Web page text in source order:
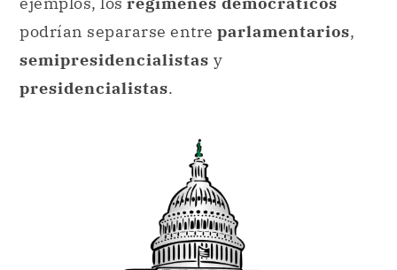
podrían separarse entre parlamentarios,
semipresidencialistas y
presidencialistas.